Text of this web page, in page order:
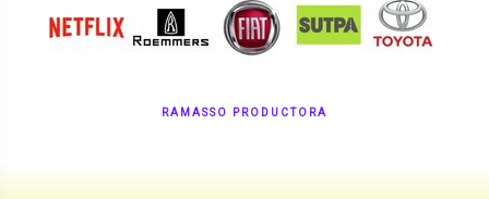
RAMASSO PRODUCTORA